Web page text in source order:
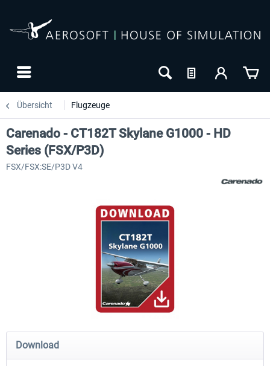
Übersicht Flugzeuge
Carenado - CT182T Skylane G1000 - HD
Series (FSX/P3D)
FSX/FSX:SE/P3D V4
Download